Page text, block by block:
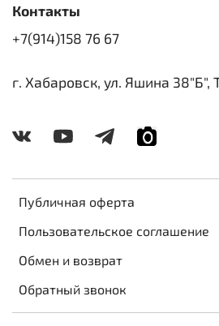
Публичная оферта
Пользовательское соглашение
Обмен и возврат
Обратный звонок
Контакты
+7(914)158 76 67
г. Хабаровск, ул. Яшина 38"Б",